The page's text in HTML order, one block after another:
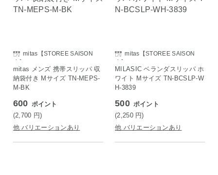
mitas【STOREE SAISON
店】
mitas メンズ 携帯スリッパ 収
納袋付き Mサイズ TN-MEPS-
M-BK
600 ポイント
(2,700 円)
他 バリエーションあり
mitas【STOREE SAISON
店】
MILASIC ベランダスリッパ ホ
ワイト Mサイズ TN-BCSLP-W
H-3839
500 ポイント
(2,250 円)
他 バリエーションあり